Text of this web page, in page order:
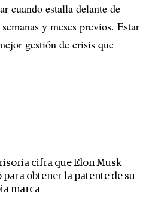
cuando estalla delante de
y meses previos. Estar
gestión de crisis que
cifra que Elon Musk
para obtener la patente de su
marca